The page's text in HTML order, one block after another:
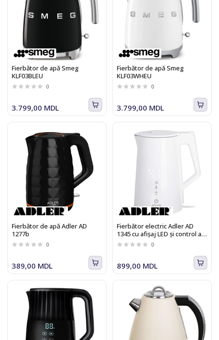
Fierbător de apă Smeg
KLF03BLEU
0
3.799,00 MDL
Fierbător de apă Smeg
KLF03WHEU
0
3.799,00 MDL
Fierbător de apă Adler AD
1277b
0
389,00 MDL
Fierbător electric Adler AD
1345 cu afișaj LED și control al
temperaturii 1,7 l STRIX
0
899,00 MDL